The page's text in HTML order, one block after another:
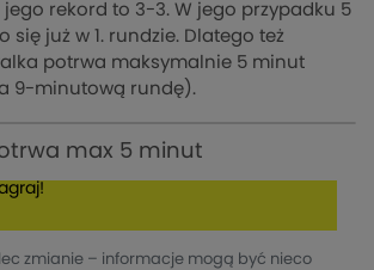
jego rekord to 3-3. W jego przypadku 5
się już w 1. rundzie. Dlatego też
potrwa maksymalnie 5 minut
9-minutową rundę).
max 5 minut
zmianie – informacje mogą być nieco